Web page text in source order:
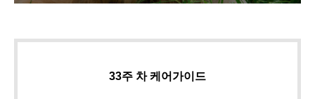
33주 차 케어가이드